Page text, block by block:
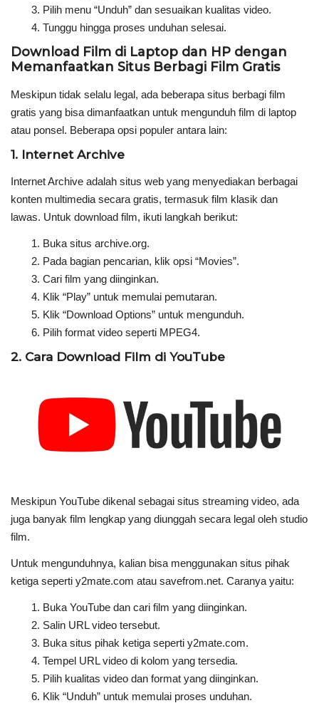
Pilih menu “Unduh” dan sesuaikan kualitas video.
Tunggu hingga proses unduhan selesai.
Download Film di Laptop dan HP dengan
Memanfaatkan Situs Berbagi Film Gratis
Meskipun tidak selalu legal, ada beberapa situs berbagi film
gratis yang bisa dimanfaatkan untuk mengunduh film di laptop
atau ponsel. Beberapa opsi populer antara lain:
1. Internet Archive
Internet Archive adalah situs web yang menyediakan berbagai
konten multimedia secara gratis, termasuk film klasik dan
lawas. Untuk download film, ikuti langkah berikut:
Buka situs archive.org.
Pada bagian pencarian, klik opsi “Movies”.
Cari film yang diinginkan.
Klik “Play” untuk memulai pemutaran.
Klik “Download Options” untuk mengunduh.
Pilih format video seperti MPEG4.
2. Cara Download Film di YouTube
Meskipun YouTube dikenal sebagai situs streaming video, ada
juga banyak film lengkap yang diunggah secara legal oleh studio
film.
Untuk mengunduhnya, kalian bisa menggunakan situs pihak
ketiga seperti y2mate.com atau savefrom.net. Caranya yaitu:
Buka YouTube dan cari film yang diinginkan.
Salin URL video tersebut.
Buka situs pihak ketiga seperti y2mate.com.
Tempel URL video di kolom yang tersedia.
Pilih kualitas video dan format yang diinginkan.
Klik “Unduh” untuk memulai proses unduhan.